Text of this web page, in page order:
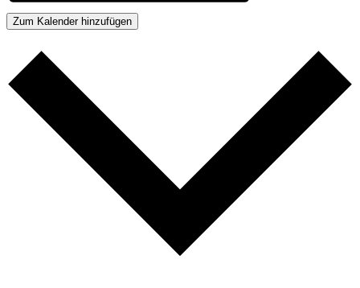
Zum Kalender hinzufügen